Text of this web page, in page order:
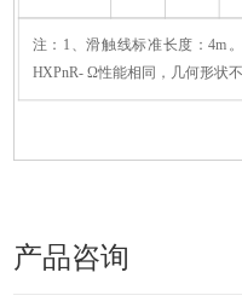
注：1、滑触线标准长度：4m
HXPnR- Ω性能相同，几何形状不
产品咨询